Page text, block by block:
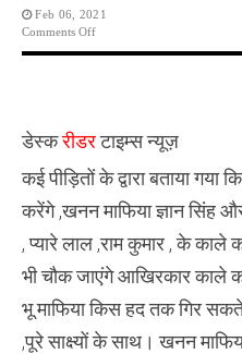
Feb 06, 2021
Comments OffOn
लोगों
को
कैसे
बनाते
हैं
निशाना
,
डेस्करीडरटाइम्स न्यूज़
कई पीड़ितों के द्वारा बताया
करेंगे ,खनन माफिया ज्ञान सिंह
, प्यारे लाल ,राम कुमार , के
भी चौक जाएंगे आखिरकार काले
भू.माफिया किस हद तक गिर
,पूरे साक्ष्यों के साथ। खनन